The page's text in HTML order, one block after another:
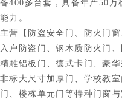
备400多台套，具备年产50
能力。
主营【防盗安全门、防火门
入户防盗门、钢木质防火门
精雕铝板门、德式卡门、豪
非标大尺寸加厚门、学校教
门、楼栋单元门等特种门窗与